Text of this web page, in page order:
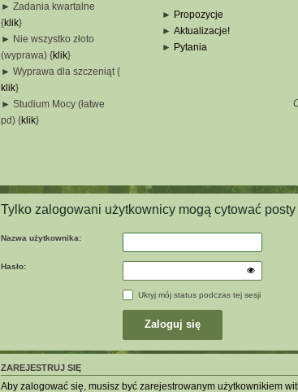
► Zadania kwartalne
{klik}
► Nie wszystko złoto
(wyprawa) {klik}
► Wyprawa dla szczeniąt {
klik}
► Studium Mocy (łatwe
pd) {klik}
► Propozycje
► Aktualizacje!
► Pytania
Tylko zalogowani użytkownicy mogą cytować posty
Nazwa użytkownika:
Hasło:
Ukryj mój status podczas tej sesji
ZAREJESTRUJ SIĘ
Aby zalogować się, musisz być zarejestrowanym użytkownikiem